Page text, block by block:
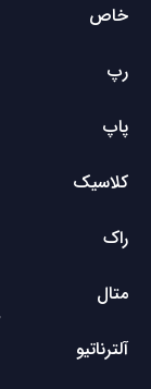
خاص
رپ
پاپ
کلاسیک
راک
متال
آلترناتیو